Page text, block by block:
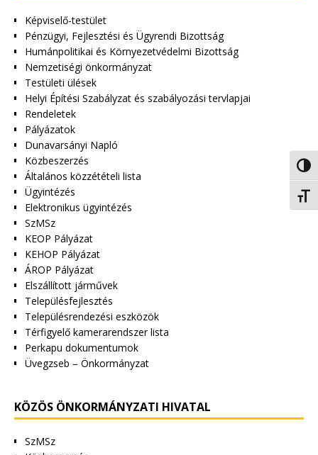
Képviselő-testület
Pénzügyi, Fejlesztési és Ügyrendi Bizottság
Humánpolitikai és Környezetvédelmi Bizottság
Nemzetiségi önkormányzat
Testületi ülések
Helyi Építési Szabályzat és szabályozási tervlapjai
Rendeletek
Pályázatok
Dunavarsányi Napló
Közbeszerzés
Általános közzétételi lista
Ügyintézés
Elektronikus ügyintézés
SzMSz
KEOP Pályázat
KEHOP Pályázat
ÁROP Pályázat
Elszállított járművek
Településfejlesztés
Településrendezési eszközök
Térfigyelő kamerarendszer lista
Perkapu dokumentumok
Üvegzseb – Önkormányzat
KÖZÖS ÖNKORMÁNYZATI HIVATAL
SzMSz